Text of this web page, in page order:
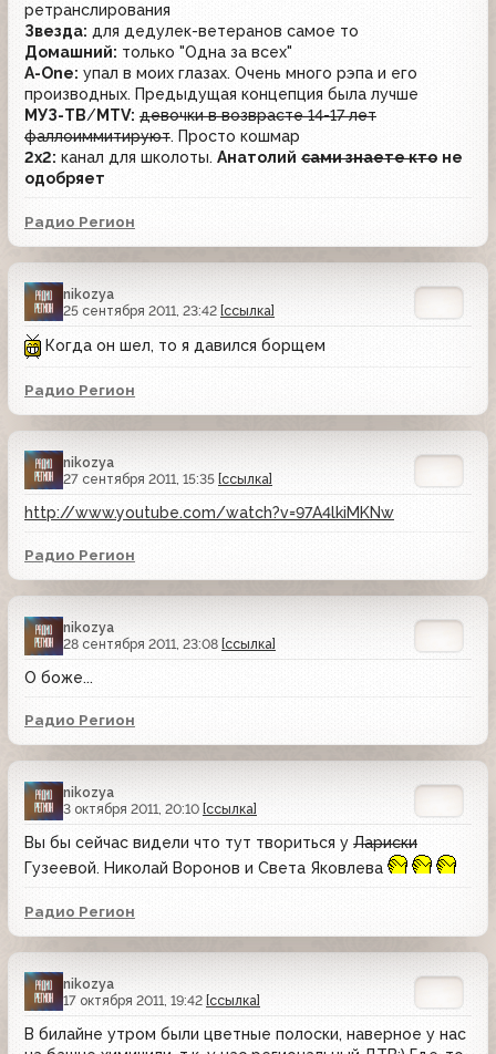
ретранслирования
Звезда: для дедулек-ветеранов самое то
Домашний: только "Одна за всех"
A-One: упал в моих глазах. Очень много рэпа и его
производных. Предыдущая концепция была лучше
МУЗ-ТВ/MTV: девочки в возврасте 14-17 лет
фаллоиммитируют. Просто кошмар
2x2: канал для школоты. Анатолий сами знаете кто не
одобряет
Радио Регион
nikozya
25 сентября 2011, 23:42 [ссылка]
Когда он шел, то я давился борщем
Радио Регион
nikozya
27 сентября 2011, 15:35 [ссылка]
http://www.youtube.com/watch?v=97A4lkiMKNw
Радио Регион
nikozya
28 сентября 2011, 23:08 [ссылка]
О боже...
Радио Регион
nikozya
3 октября 2011, 20:10 [ссылка]
Вы бы сейчас видели что тут твориться у Лариски
Гузеевой. Николай Воронов и Света Яковлева
Радио Регион
nikozya
17 октября 2011, 19:42 [ссылка]
В билайне утром были цветные полоски, наверное у нас